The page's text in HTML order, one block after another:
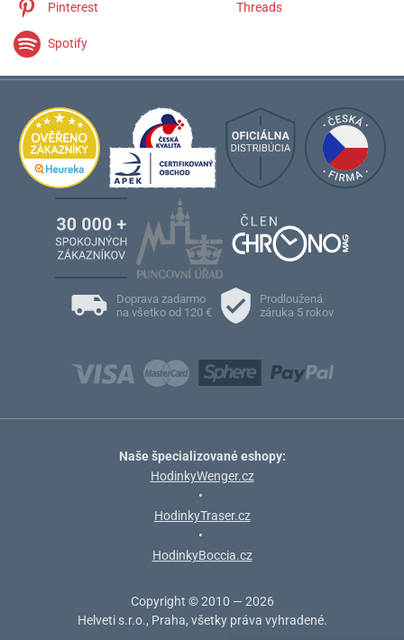
Pinterest Threads
Spotify
Doprava zadarmo
na všetko od 120 €
Prodloužená
záruka 5 rokov
Naše špecializované eshopy:
HodinkyWenger.cz
•
HodinkyTraser.cz
•
HodinkyBoccia.cz
Copyright © 2010 — 2026
Helveti s.r.o., Praha, všetky práva vyhradené.